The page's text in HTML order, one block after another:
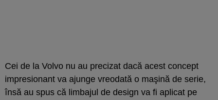
Cei de la Volvo nu au precizat dacă acest concept
impresionant va ajunge vreodată o maşină de serie,
însă au spus că limbajul de design va fi aplicat pe